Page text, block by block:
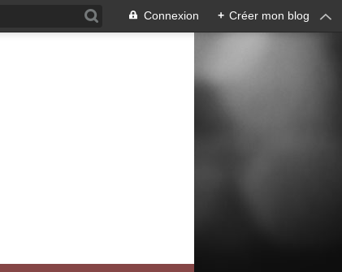
Connexion + Créer mon blog